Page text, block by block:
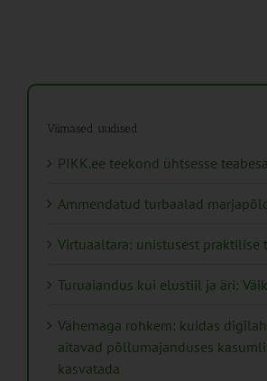
Viimased uudised
PIKK.ee teekond ühtsesse
Ammendatud turbaalad
Virtuaaltara: unistusest praktilise
Turuaiandus kui elustiil ja äri:
Vähemaga rohkem: kuidas
aitavad põllumajanduses
kasvatada